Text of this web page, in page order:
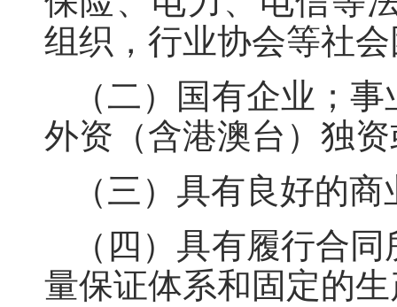
组织，行业协会等社
（二）国有企业；
外资（含港澳台）独
（三）具有良好的
（四）具有履行合
量保证体系和固定的